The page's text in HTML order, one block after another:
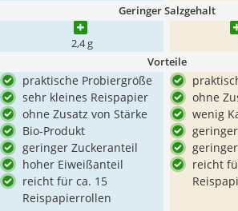
Geringer Salzgehalt
2,4 g
Vorteile
praktische Probiergröße
sehr kleines Reispapier
ohne Zusatz von Stärke
Bio-Produkt
geringer Zuckeranteil
hoher Eiweißanteil
reicht für ca. 15
Reispapierrollen
ohne
wenig
reicht